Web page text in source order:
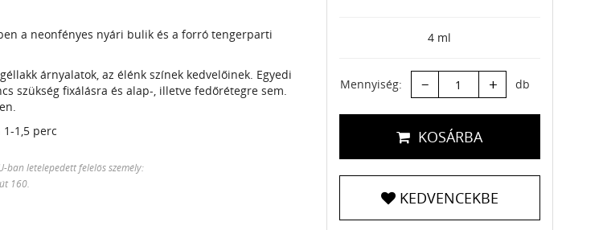
a neonfényes nyári bulik és a forró tengerparti
árnyalatok, az élénk színek kedvelőinek. Egyedi
szükség fixálásra és alap-, illetve fedőrétegre sem.
1-1,5 perc
ban letelepedett felelős személy:
160.
4 ml
Mennyiség: – + db
KOSÁRBA
KEDVENCEKBE